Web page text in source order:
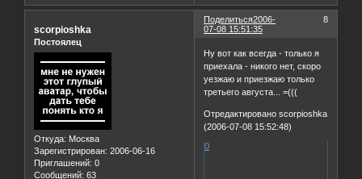
Поделиться 8
2006-
07-08 15:51:35
scorpioshka
Постоялец
Откуда: Москва
Зарегистрирован: 2006-06-16
Приглашений: 0
Сообщений: 63
Ну вот как всегда - только я
приехала - никого нет, скоро
уезжаю и приезжаю только
третьего августа... =(((
Отредактировано scorpioshka
(2006-07-08 15:52:48)
0